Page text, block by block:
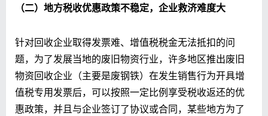
（二）地方税收优惠政策不稳定，企业救济难度大
针对回收企业取得发票难、增值税税金无法抵扣的问
题，为了发展当地的废旧物资行业，许多地区推出废旧
物资回收企业（主要是废钢铁）在发生销售行为开具增
值税专用发票后，可以按照一定比例享受税收返还的优
惠政策，并且与企业签订了协议或合同，某些地方为了